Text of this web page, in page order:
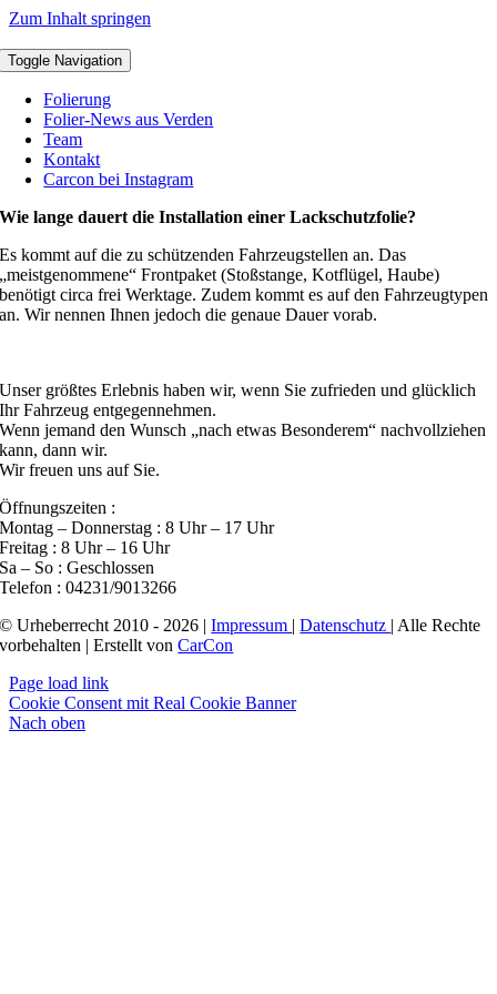
Zum Inhalt springen
Toggle Navigation
Folierung
Folier-News aus Verden
Team
Kontakt
Carcon bei Instagram
Wie lange dauert die Installation einer Lackschutzfolie?
Es kommt auf die zu schützenden Fahrzeugstellen an. Das
„meistgenommene“ Frontpaket (Stoßstange, Kotflügel, Haube)
benötigt circa frei Werktage. Zudem kommt es auf den Fahrzeugtypen
an. Wir nennen Ihnen jedoch die genaue Dauer vorab.
Unser größtes Erlebnis haben wir, wenn Sie zufrieden und glücklich
Ihr Fahrzeug entgegennehmen.
Wenn jemand den Wunsch „nach etwas Besonderem“ nachvollziehen
kann, dann wir.
Wir freuen uns auf Sie.
Öffnungszeiten :
Montag – Donnerstag : 8 Uhr – 17 Uhr
Freitag : 8 Uhr – 16 Uhr
Sa – So : Geschlossen
Telefon : 04231/9013266
© Urheberrecht 2010 - 2026 |Impressum |Datenschutz | Alle Rechte
vorbehalten | Erstellt vonCarCon
Page load link
Cookie Consent mit Real Cookie Banner
Nach oben